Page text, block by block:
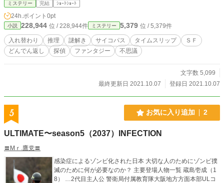
ミステリー 完結 ｼｮｰﾄｼｮｰﾄ
24h.ポイント 0pt
小説 228,944 位 / 228,944件 ミステリー 5,379 位 / 5,379件
入れ替わり 推理 謎解き サイコパス タイムスリップ
ＳＦ
どんでん返し
探偵 ファンタジー 不思議
文字数 5,099
最終更新日 2021.10.07
登録日 2021.10.07
5 お気に入り追加 2
ULTIMATE〜season5（2037）INFECTION
〓Mｒ.鷹党〓
感染症によるゾンビ化された日本 大切な人のためにゾンビ撲
滅のために何が必要なのか？ 主要登場人物一覧 蔵島壱成（1
8） …2代目主人公 警衛局付属教育隊大阪地方方面本部ULコ